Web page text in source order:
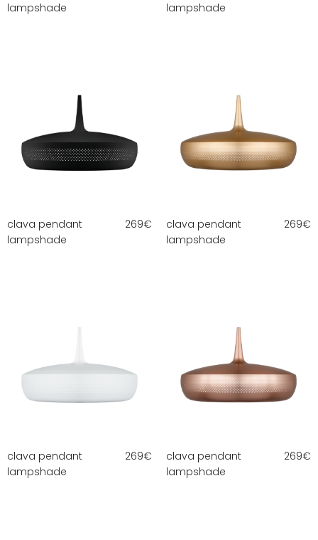
lampshade
lampshade
clava pendant
lampshade
269€
clava pendant
lampshade
269€
clava pendant
lampshade
269€
clava pendant
lampshade
269€